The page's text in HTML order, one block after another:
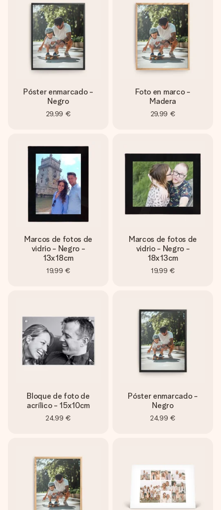
Póster enmarcado -
Negro
29,99 €
Foto en marco -
Madera
29,99 €
Marcos de fotos de
vidrio - Negro -
13x18cm
19,99 €
Marcos de fotos de
vidrio - Negro -
18x13cm
19,99 €
Bloque de foto de
acrílico - 15x10cm
24,99 €
Póster enmarcado -
Negro
24,99 €